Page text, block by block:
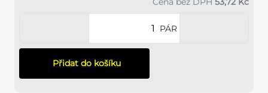
PÁR
Přidat do košíku